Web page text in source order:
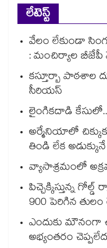
లేటెస్ట్
వేలం లేకుండా
: మంచిర్యాల
కస్తూర్బా పాఠశాల
సీరియస్
లైంగికదాడి కేసులో..
అర్మేనియాలో
తిండి లేక అడుక్కునే
వ్యాసాశ్రమంలో
పిచ్చెక్కిస్తున్న
900 పెరిగిన తులం
ఎందుకు మౌనంగా
అభ్యంతరం